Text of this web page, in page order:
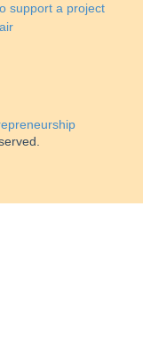
support a project